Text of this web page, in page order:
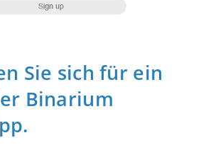
Sie sich für ein
Binarium